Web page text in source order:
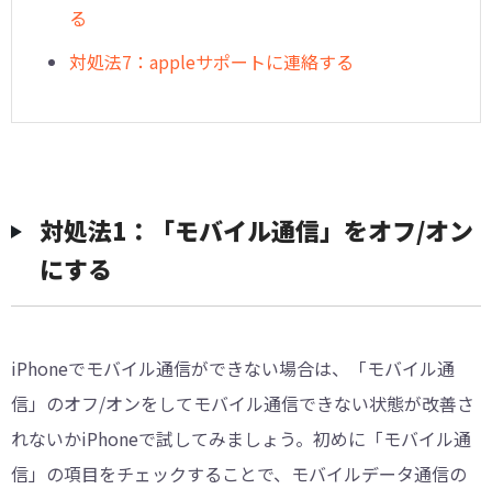
る
対処法7：appleサポートに連絡する
対処法1：「モバイル通信」をオフ/オン
にする
iPhoneでモバイル通信ができない場合は、「モバイル通
信」のオフ/オンをしてモバイル通信できない状態が改善さ
れないかiPhoneで試してみましょう。初めに「モバイル通
信」の項目をチェックすることで、モバイルデータ通信の